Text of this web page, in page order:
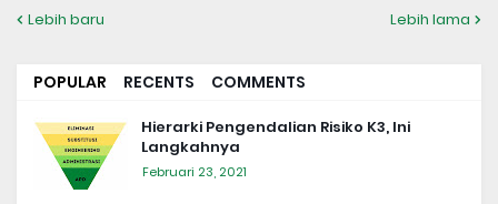
Lebih baru Lebih lama
POPULAR RECENTS COMMENTS
Hierarki Pengendalian Risiko K3, Ini
Langkahnya
Februari 23, 2021